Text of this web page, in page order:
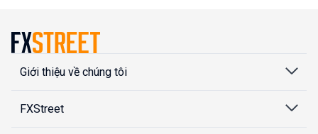
Giới thiệu về chúng tôi
FXStreet